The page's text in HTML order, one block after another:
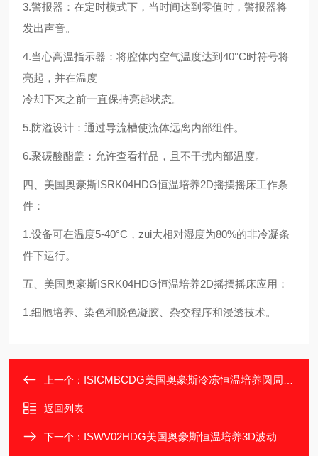
3.警报器：在定时模式下，当时间达到零值时，警报器将
发出声音。
4.当心高温指示器：将腔体内空气温度达到40°C时符号将
亮起，并在温度
冷却下来之前一直保持亮起状态。
5.防溢设计：通过导流槽使流体远离内部组件。
6.聚碳酸酯盖：允许查看样品，且不干扰内部温度。
四、美国奥豪斯ISRK04HDG恒温培养2D摇摆摇床工作条
件：
1.设备可在温度5-40°C，zui大相对湿度为80%的非冷凝条
件下运行。
五、美国奥豪斯ISRK04HDG恒温培养2D摇摆摇床应用：
1.细胞培养、染色和脱色凝胶、杂交程序和浸透技术。
上一个： ISICMBCDG美国奥豪斯冷冻恒温培养圆周式摇床
返回列表
下一个： ISWV02HDG美国奥豪斯恒温培养3D波动摇床